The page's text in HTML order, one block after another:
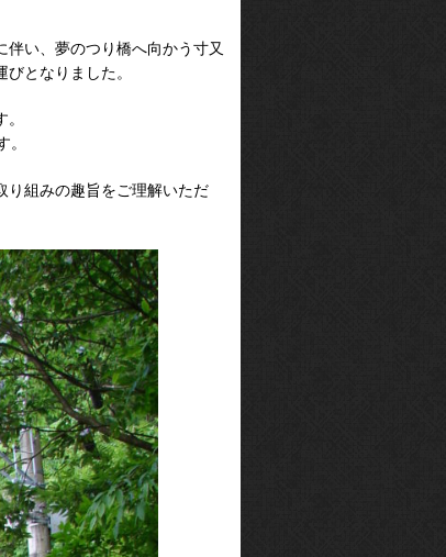
い、夢のつり橋へ向かう寸又
となりました。
。
り組みの趣旨をご理解いただ